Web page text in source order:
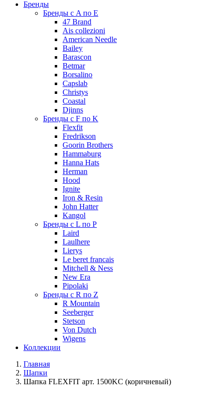
Бренды
Бренды с A по E
47 Brand
Ais collezioni
American Needle
Bailey
Barascon
Betmar
Borsalino
Capslab
Christys
Coastal
Djinns
Бренды с F по K
Flexfit
Fredrikson
Goorin Brothers
Hammaburg
Hanna Hats
Herman
Hood
Ignite
Iron & Resin
John Hatter
Kangol
Бренды с L по P
Laird
Laulhere
Lierys
Le beret francais
Mitchell & Ness
New Era
Pipolaki
Бренды с R по Z
R Mountain
Seeberger
Stetson
Von Dutch
Wigens
Коллекции
Главная
Шапки
Шапка FLEXFIT арт. 1500KC (коричневый)